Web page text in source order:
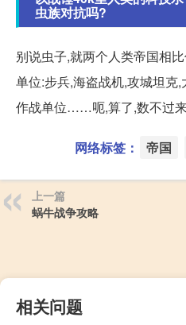
虫族对抗吗?
别说虫子,就两个人类帝国相
单位:步兵,海盗战机,攻城坦克
作战单位……呃,算了,数不过来
网络标签： 帝国
上一篇
蜗牛战争攻略
相关问题